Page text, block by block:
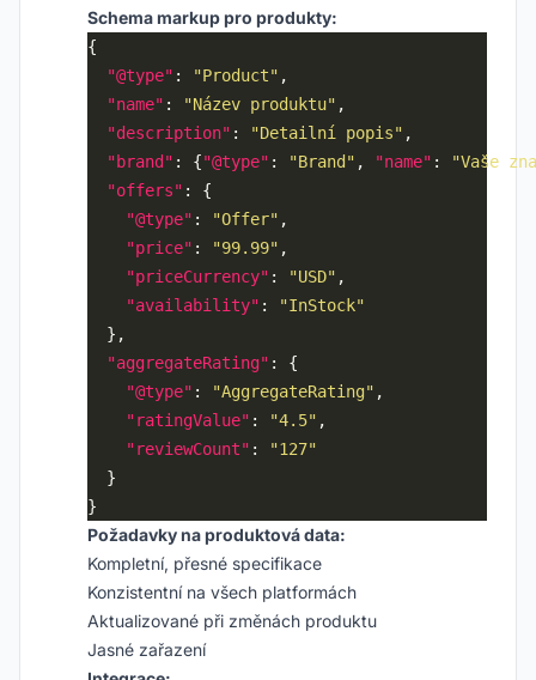
Schema markup pro produkty:
"@type" : "Product"
"name" : "Název produktu"
"description" : "Detailní popis"
"brand" : {"@type" : "Brand" , "name" :
"Vaše
"offers"
"@type" : "Offer"
"price" : "99.99"
"priceCurrency" : "USD"
"availability" :
"InStock"
"aggregateRating"
"@type" : "AggregateRating"
"ratingValue" : "4.5"
"reviewCount" :
"127"
Požadavky na produktová data:
Kompletní, přesné specifikace
Konzistentní na všech platformách
Aktualizované při změnách produktu
Jasné zařazení